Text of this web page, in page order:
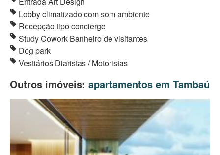
Lobby climatizado com som ambiente
Recepção tipo concierge
Study Cowork Banheiro de visitantes
Dog park
Vestiários Diaristas / Motoristas
Outros imóveis: apartamentos em Tambaú